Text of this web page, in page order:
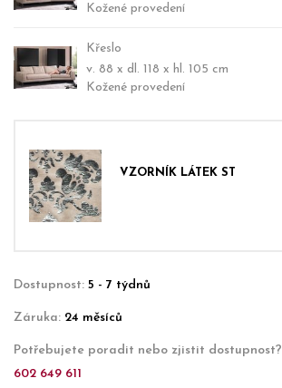
Kožené provedení
Křeslo
v. 88 x dl. 118 x hl. 105 cm
Kožené provedení
VZORNÍK LÁTEK ST
Dostupnost: 5 - 7 týdnů
Záruka: 24 měsíců
Potřebujete poradit nebo zjistit dostupnost?
602 649 611